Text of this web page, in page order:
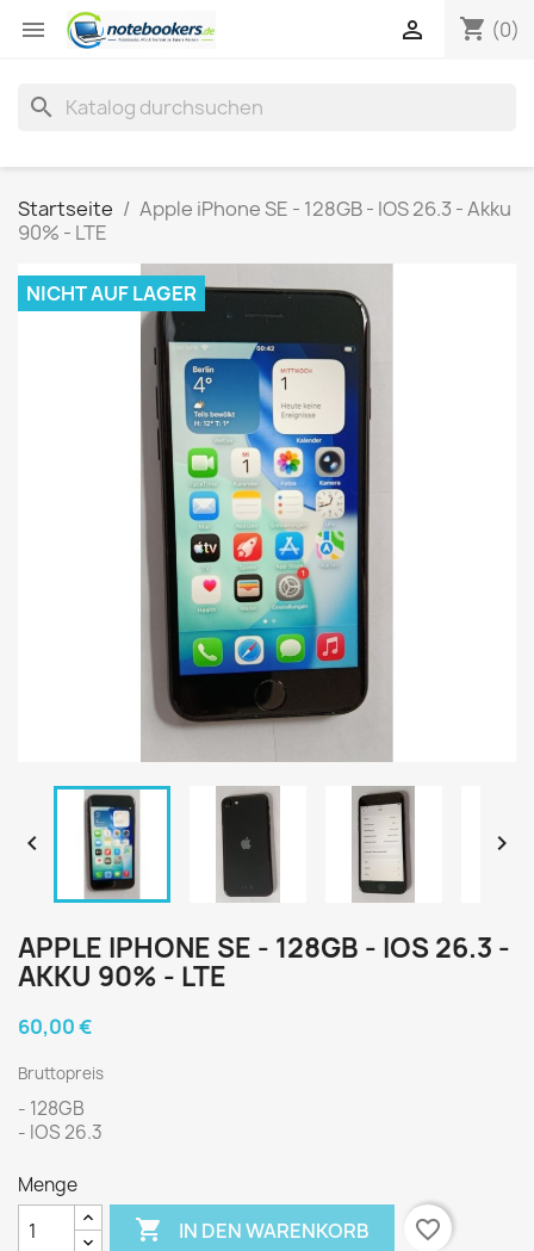
 shopping_cart (0)

search
Startseite
Apple iPhone SE - 128GB - IOS 26.3 - Akku
90% - LTE
NICHT AUF LAGER
 
APPLE IPHONE SE - 128GB - IOS 26.3 -
AKKU 90% - LTE
60,00 €
Bruttopreis
- 128GB
- IOS 26.3
Menge
 IN DEN WARENKORB favorite_border